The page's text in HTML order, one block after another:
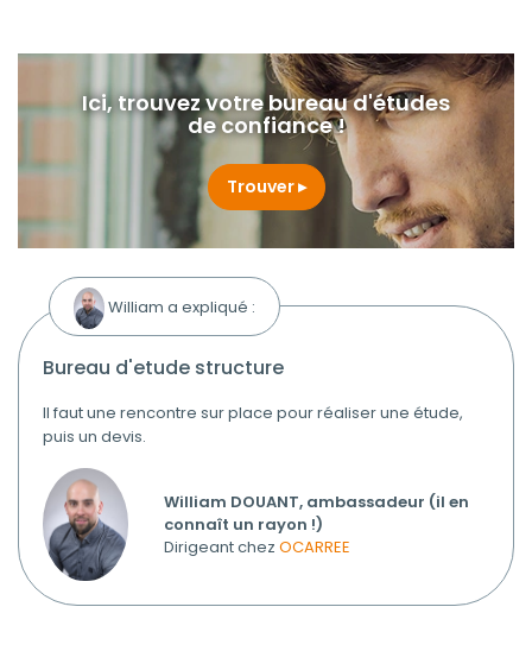
Ici, trouvez votre bureau d'études
de confiance !
Trouver
William a expliqué :
bureau d'etude structure
Il faut une rencontre sur place pour réaliser une étude,
puis un devis.
William DOUANT, ambassadeur (il en
connaît un rayon !)
Dirigeant chez OCARREE